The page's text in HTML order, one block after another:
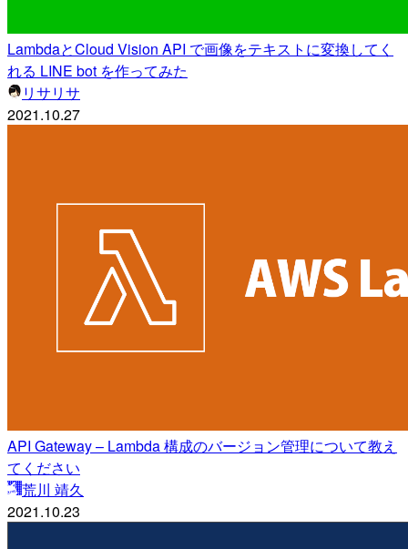
LambdaとCloud Vision API で画像をテキストに変換してく
れる LINE bot を作ってみた
リサリサ
2021.10.27
API Gateway – Lambda 構成のバージョン管理について教え
てください
荒川 靖久
2021.10.23